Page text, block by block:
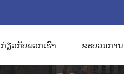
ກ່ຽວກັບພວກເຮົາ ຂະບວນການ